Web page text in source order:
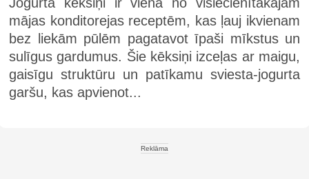
mājas konditorejas receptēm, kas ļauj ikvienam
bez liekām pūlēm pagatavot īpaši mīkstus un
sulīgus gardumus. Šie kēksiņi izceļas ar maigu,
gaisīgu struktūru un patīkamu sviesta-jogurta
garšu, kas apvienot...
Reklāma